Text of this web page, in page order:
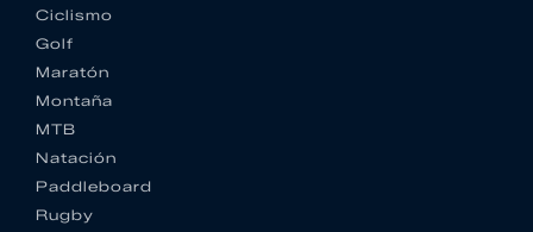
Ciclismo
Golf
Maratón
Montaña
MTB
Natación
Paddleboard
Rugby